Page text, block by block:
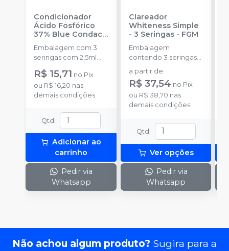
Condicionador
Ácido Fosfórico
37% Blue Condac-
FGM
Embalagem com 3
seringas com 2,5ml
cada uma e 3
ponteiras para
aplicação.
R$ 15,71 no Pix
ou R$ 16,20 nas
demais condições
Qtd :
Adicionar ao
carrinho
Pedir via
Whatsapp
Clareador
Whiteness Simple
- 3 Seringas- FGM
Embalagem
contendo 3 seringas
com 3g de gel cada
uma.
a partir de:
R$ 37,54 no Pix
ou R$ 38,70 nas
demais condições
Qtd :
Ver opções
Pedir via
Whatsapp
Não achou algum produto? Sugira para a